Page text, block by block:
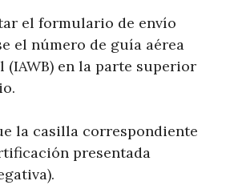
el formulario de envío
el número de guía aérea
(IAWB) en la parte superior
la casilla correspondiente
presentada